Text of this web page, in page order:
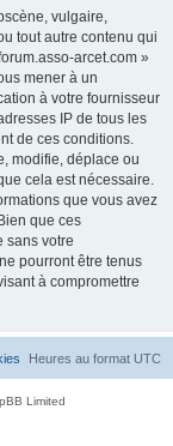
vulgaire,
tout autre contenu qui
arcet.com »
mener à un
à votre fournisseur
IP de tous les
de ces conditions.
modifie, déplace ou
cela est nécessaire.
que vous avez
que ces
sans votre
pourront être tenus
à compromettre
Heures au format UTC
Limited